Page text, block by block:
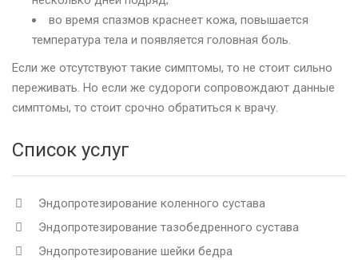
во время спазмов краснеет кожа, повышается
температура тела и появляется головная боль.
Если же отсутствуют такие симптомы, то не стоит сильно
переживать. Но если же судороги сопровождают данные
симптомы, то стоит срочно обратиться к врачу.
Список услуг
Эндопротезирование коленного сустава
Эндопротезирование тазобедренного сустава
Эндопротезирование шейки бедра